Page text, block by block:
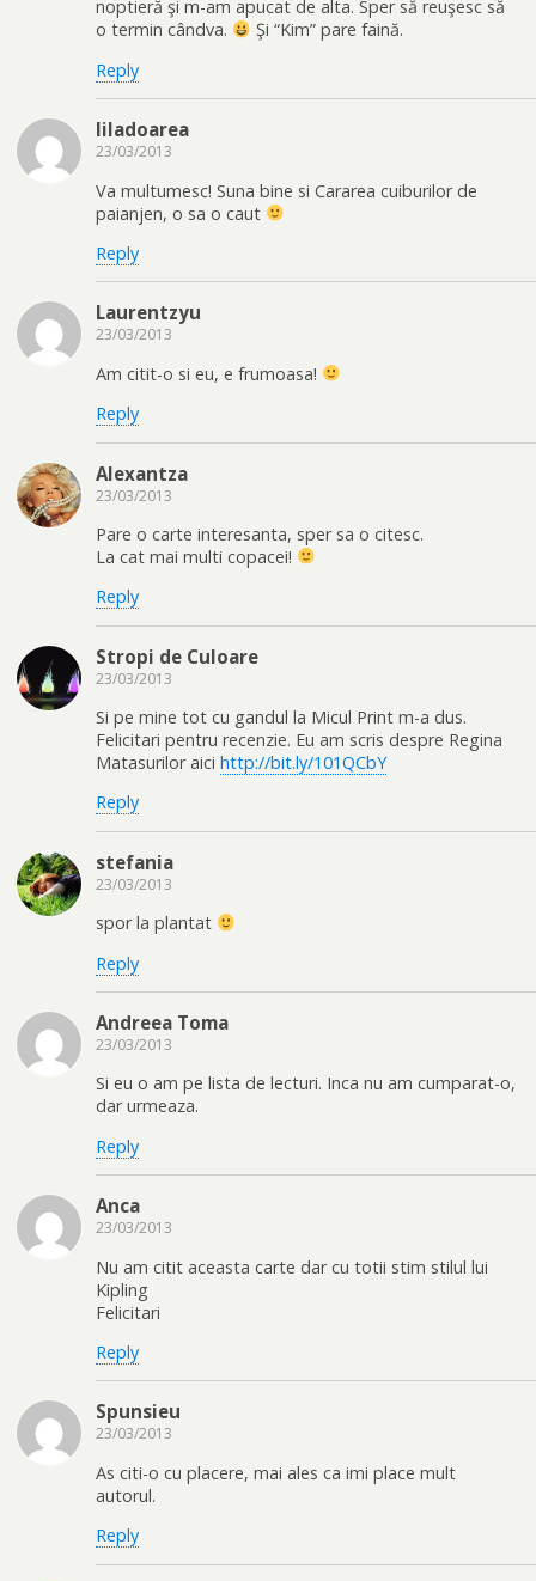
noptieră şi m-am apucat de alta. Sper să reuşesc să
o termin cândva.
Şi “Kim” pare faină.
Reply
liladoarea
23/03/2013
Va multumesc! Suna bine si Cararea cuiburilor de
paianjen, o sa o caut
Reply
Laurentzyu
23/03/2013
Am citit-o si eu, e frumoasa!
Reply
Alexantza
23/03/2013
Pare o carte interesanta, sper sa o citesc.
La cat mai multi copacei!
Reply
Stropi de Culoare
23/03/2013
Si pe mine tot cu gandul la Micul Print m-a dus.
Felicitari pentru recenzie. Eu am scris despre Regina
Matasurilor aici http://bit.ly/101QCbY
Reply
stefania
23/03/2013
spor la plantat
Reply
Andreea Toma
23/03/2013
Si eu o am pe lista de lecturi. Inca nu am cumparat-o,
dar urmeaza.
Reply
Anca
23/03/2013
Nu am citit aceasta carte dar cu totii stim stilul lui
Kipling
Felicitari
Reply
Spunsieu
23/03/2013
As citi-o cu placere, mai ales ca imi place mult
autorul.
Reply